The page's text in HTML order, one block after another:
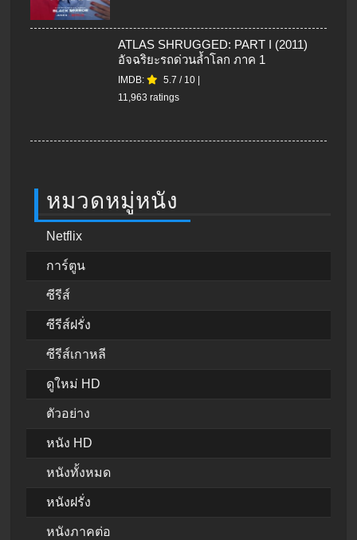
ATLAS SHRUGGED: PART I (2011)
อัจฉริยะรถด่วนล้ำโลก ภาค 1
IMDB: 5.7 / 10
11,963 ratings
หมวดหมู่หนัง
Netflix
การ์ตูน
ซีรีส์
ซีรีส์ฝรั่ง
ซีรีส์เกาหลี
ดูใหม่ HD
ตัวอย่าง
หนัง HD
หนังทั้งหมด
หนังฝรั่ง
หนังภาคต่อ